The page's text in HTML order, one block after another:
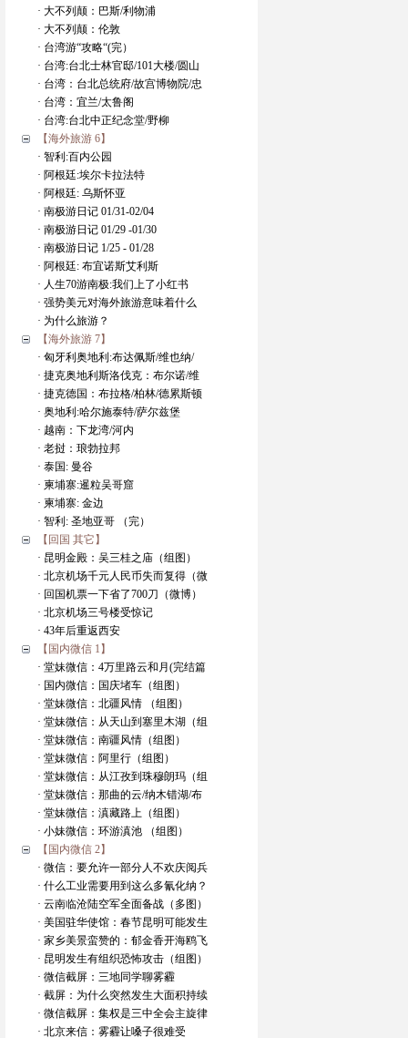
· 大不列颠：巴斯/利物浦
· 大不列颠：伦敦
· 台湾游“攻略“(完）
· 台湾:台北士林官邸/101大楼/圆山
· 台湾：台北总统府/故宫博物院/忠
· 台湾：宜兰/太鲁阁
· 台湾:台北中正纪念堂/野柳
【海外旅游 6】
· 智利:百内公园
· 阿根廷:埃尔卡拉法特
· 阿根廷: 乌斯怀亚
· 南极游日记 01/31-02/04
· 南极游日记 01/29 -01/30
· 南极游日记 1/25 - 01/28
· 阿根廷: 布宜诺斯艾利斯
· 人生70游南极:我们上了小红书
· 强势美元对海外旅游意味着什么
· 为什么旅游？
【海外旅游 7】
· 匈牙利奥地利:布达佩斯/维也纳/
· 捷克奥地利斯洛伐克：布尔诺/维
· 捷克德国：布拉格/柏林/德累斯顿
· 奥地利:哈尔施泰特/萨尔兹堡
· 越南：下龙湾/河内
· 老挝：琅勃拉邦
· 泰国: 曼谷
· 柬埔寨:暹粒吴哥窟
· 柬埔寨: 金边
· 智利: 圣地亚哥 （完）
【回国 其它】
· 昆明金殿：吴三桂之庙（组图）
· 北京机场千元人民币失而复得（微
· 回国机票一下省了700刀（微博）
· 北京机场三号楼受惊记
· 43年后重返西安
【国内微信 1】
· 堂妹微信：4万里路云和月(完结篇
· 国内微信：国庆堵车（组图）
· 堂妹微信：北疆风情 （组图）
· 堂妹微信：从天山到塞里木湖（组
· 堂妹微信：南疆风情（组图）
· 堂妹微信：阿里行（组图）
· 堂妹微信：从江孜到珠穆朗玛（组
· 堂妹微信：那曲的云/纳木错湖/布
· 堂妹微信：滇藏路上（组图）
· 小妹微信：环游滇池 （组图）
【国内微信 2】
· 微信：要允许一部分人不欢庆阅兵
· 什么工业需要用到这么多氰化纳？
· 云南临沧陆空军全面备战（多图）
· 美国驻华使馆：春节昆明可能发生
· 家乡美景蛮赞的：郁金香开海鸥飞
· 昆明发生有组织恐怖攻击（组图）
· 微信截屏：三地同学聊雾霾
· 截屏：为什么突然发生大面积持续
· 微信截屏：集权是三中全会主旋律
· 北京来信：雾霾让嗓子很难受